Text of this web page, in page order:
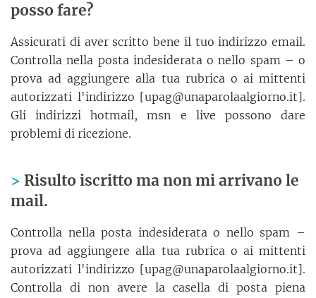
posso fare?
Assicurati di aver scritto bene il tuo indirizzo email.
Controlla nella posta indesiderata o nello spam – o
prova ad aggiungere alla tua rubrica o ai mittenti
autorizzati l'indirizzo [upag@unaparolaalgiorno.it].
Gli indirizzi hotmail, msn e live possono dare
problemi di ricezione.
Risulto iscritto ma non mi arrivano le
mail.
Controlla nella posta indesiderata o nello spam –
prova ad aggiungere alla tua rubrica o ai mittenti
autorizzati l'indirizzo [upag@unaparolaalgiorno.it].
Controlla di non avere la casella di posta piena